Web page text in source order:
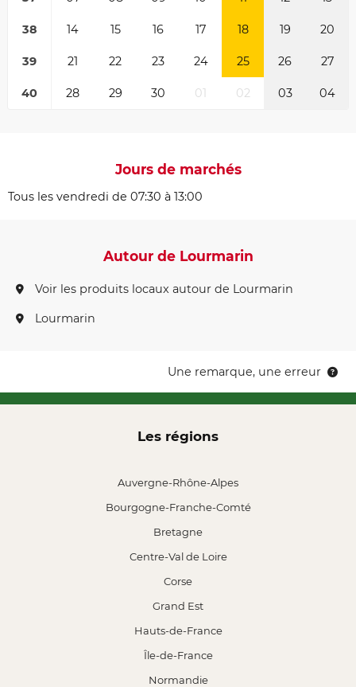
38 14 15 16 17 18 19 20
39 21 22 23 24 25 26 27
40 28 29 30 01 02 03 04
Jours de marchés
Tous les vendredi de 07:30 à 13:00
Autour de Lourmarin
Voir les produits locaux autour de Lourmarin
Lourmarin
Une remarque, une erreur
Les régions
Auvergne-Rhône-Alpes
Bourgogne-Franche-Comté
Bretagne
Centre-Val de Loire
Corse
Grand Est
Hauts-de-France
Île-de-France
Normandie